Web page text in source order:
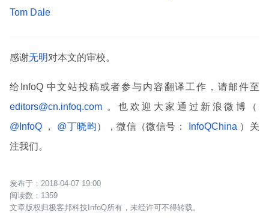
Tom Dale
感谢无明对本文的审校。
给InfoQ 中文站投稿或者参与内容翻译工作，请邮件至
editors@cn.infoq.com 。也欢迎大家通过新浪微博（
@InfoQ
， @丁晓昀），微信（微信号： InfoQChina ）关
注我们。
2018-04-07 19:00
1359
文章版权归极客邦科技InfoQ所有，未经许可不得转载。